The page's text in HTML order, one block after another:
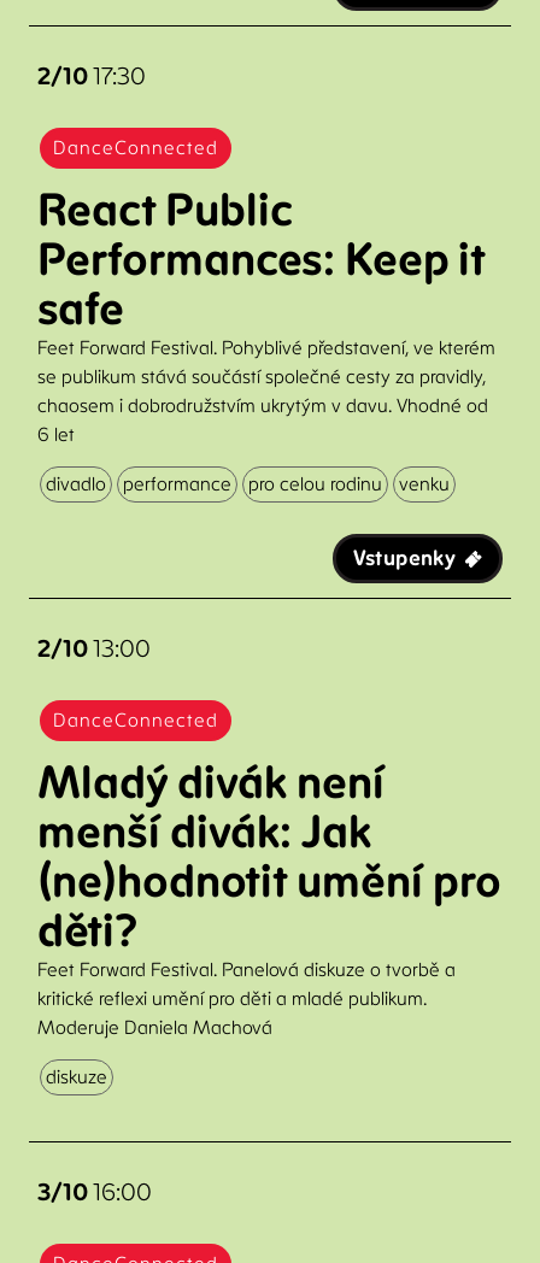
2/1017:30
DanceConnected
React Public
Performances: Keep it
safe
Feet Forward Festival. Pohyblivé představení, ve kterém
se publikum stává součástí společné cesty za pravidly,
chaosem i dobrodružstvím ukrytým v davu. Vhodné od
6 let
divadlo performance pro celou rodinu venku
Vstupenky
2/1013:00
DanceConnected
Mladý divák není
menší divák: Jak
(ne)hodnotit umění pro
děti?
Feet Forward Festival. Panelová diskuze o tvorbě a
kritické reflexi umění pro děti a mladé publikum.
Moderuje Daniela Machová
diskuze
3/1016:00